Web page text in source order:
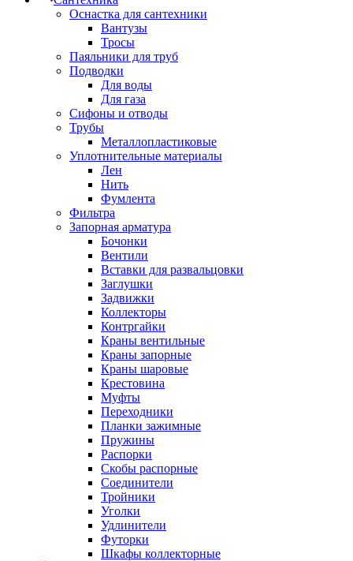
Оснастка для сантехники
Вантузы
Тросы
Паяльники для труб
Подводки
Для воды
Для газа
Сифоны и отводы
Трубы
Металлопластиковые
Уплотнительные материалы
Лен
Нить
Фумлента
Фильтра
Запорная арматура
Бочонки
Вентили
Вставки для развальцовки
Заглушки
Задвижки
Коллекторы
Контргайки
Краны вентильные
Краны запорные
Краны шаровые
Крестовина
Муфты
Переходники
Планки зажимные
Пружины
Распорки
Скобы распорные
Соединители
Тройники
Уголки
Удлинители
Футорки
Шкафы коллекторные